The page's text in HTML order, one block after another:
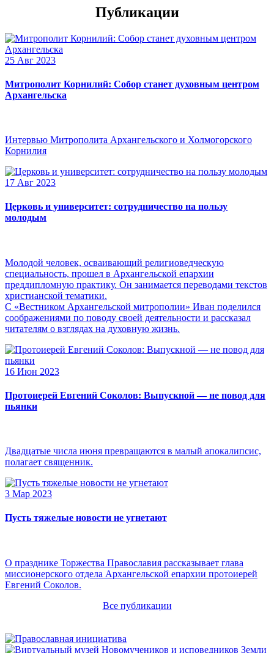
Публикации
25 Авг 2023
Митрополит Корнилий: Собор станет духовным центром
Архангельска
Интервью Митрополита Архангельского и Холмогорского
Корнилия
17 Авг 2023
Церковь и университет: сотрудничество на пользу
молодым
Молодой человек, осваивающий религиоведческую
специальность, прошел в Архангельской епархии
преддипломную практику. Он занимается переводами текстов
христианской тематики.
С «Вестником Архангельской митрополии» Иван поделился
соображениями по поводу своей деятельности и рассказал
читателям о взглядах на духовную жизнь.
16 Июн 2023
Протоиерей Евгений Соколов: Выпускной — не повод для
пьянки
Двадцатые числа июня превращаются в малый апокалипсис,
полагает священник.
3 Мар 2023
Пусть тяжелые новости не угнетают
О празднике Торжества Православия рассказывает глава
миссионерского отдела Архангельской епархии протоиерей
Евгений Соколов.
Все публикации